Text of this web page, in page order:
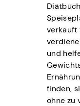
verkauft
und
finden,
ohne zu